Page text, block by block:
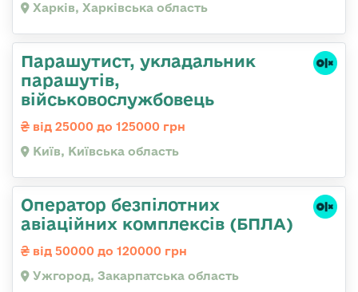
Харків, Харківська область
Парашутист, укладальник
парашутів,
військовослужбовець
від 25000 до 125000 грн
Київ, Київська область
Оператор безпілотних
авіаційних комплексів (БПЛА)
від 50000 до 120000 грн
Ужгород, Закарпатська область